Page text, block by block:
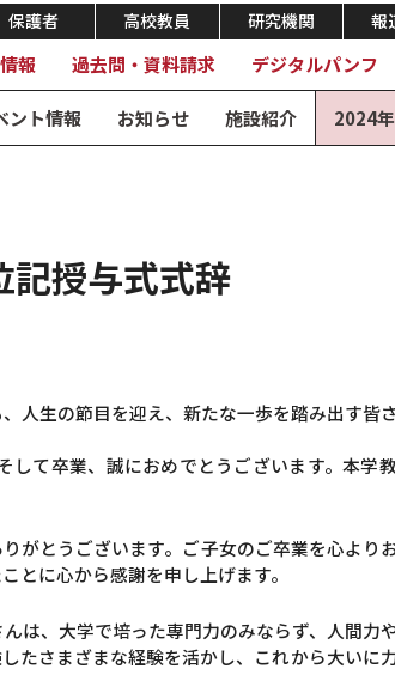
保護者 高校教員 研究機関 報
報 過去問・資料請求 デジタルパンフ
ント情報 お知らせ 施設紹介 2024
授与式式辞
人生の節目を迎え、新たな一歩を踏み出す皆
て卒業、誠におめでとうございます。本学
がとうございます。ご子女のご卒業を心より
とに心から感謝を申し上げます。
は、大学で培った専門力のみならず、人間力
たさまざまな経験を活かし、これから大いに